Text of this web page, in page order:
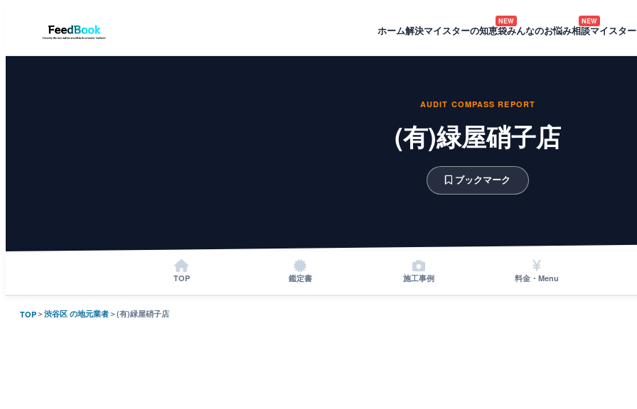
ホーム解決マイスターの知恵袋
NEW
みんなのお悩み相談
NEW
マイスタ
AUDIT COMPASS REPORT
(有)緑屋硝子店
ブックマーク
TOP 鑑定書 施工事例 料金・Menu
TOP＞渋谷区 の地元業者＞(有)緑屋硝子店